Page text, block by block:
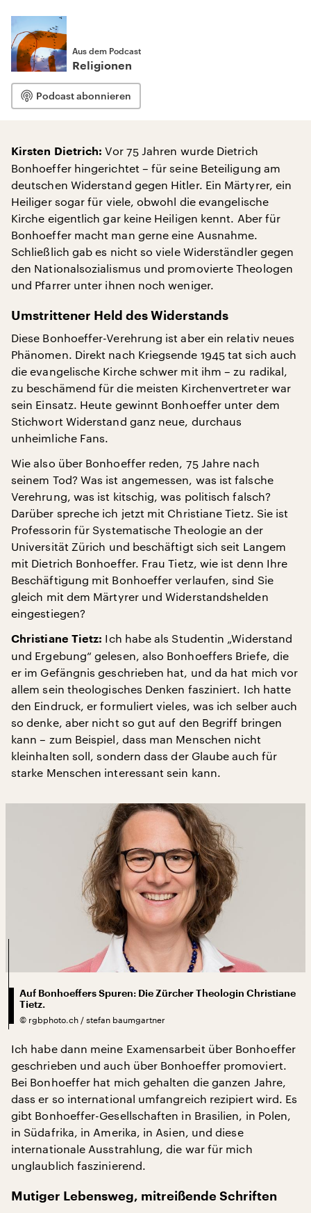
Aus dem Podcast
Religionen
Podcast abonnieren
Kirsten Dietrich: Vor 75 Jahren wurde Dietrich
Bonhoeffer hingerichtet – für seine Beteiligung am
deutschen Widerstand gegen Hitler. Ein Märtyrer, ein
Heiliger sogar für viele, obwohl die evangelische
Kirche eigentlich gar keine Heiligen kennt. Aber für
Bonhoeffer macht man gerne eine Ausnahme.
Schließlich gab es nicht so viele Widerständler gegen
den Nationalsozialismus und promovierte Theologen
und Pfarrer unter ihnen noch weniger.
Umstrittener Held des Widerstands
Diese Bonhoeffer-Verehrung ist aber ein relativ neues
Phänomen. Direkt nach Kriegsende 1945 tat sich auch
die evangelische Kirche schwer mit ihm – zu radikal,
zu beschämend für die meisten Kirchenvertreter war
sein Einsatz. Heute gewinnt Bonhoeffer unter dem
Stichwort Widerstand ganz neue, durchaus
unheimliche Fans.
Wie also über Bonhoeffer reden, 75 Jahre nach
seinem Tod? Was ist angemessen, was ist falsche
Verehrung, was ist kitschig, was politisch falsch?
Darüber spreche ich jetzt mit Christiane Tietz. Sie ist
Professorin für Systematische Theologie an der
Universität Zürich und beschäftigt sich seit Langem
mit Dietrich Bonhoeffer. Frau Tietz, wie ist denn Ihre
Beschäftigung mit Bonhoeffer verlaufen, sind Sie
gleich mit dem Märtyrer und Widerstandshelden
eingestiegen?
Christiane Tietz: Ich habe als Studentin „Widerstand
und Ergebung“ gelesen, also Bonhoeffers Briefe, die
er im Gefängnis geschrieben hat, und da hat mich vor
allem sein theologisches Denken fasziniert. Ich hatte
den Eindruck, er formuliert vieles, was ich selber auch
so denke, aber nicht so gut auf den Begriff bringen
kann – zum Beispiel, dass man Menschen nicht
kleinhalten soll, sondern dass der Glaube auch für
starke Menschen interessant sein kann.
Auf Bonhoeffers Spuren: Die Zürcher Theologin Christiane
Tietz.
© rgbphoto.ch / stefan baumgartner
Ich habe dann meine Examensarbeit über Bonhoeffer
geschrieben und auch über Bonhoeffer promoviert.
Bei Bonhoeffer hat mich gehalten die ganzen Jahre,
dass er so international umfangreich rezipiert wird. Es
gibt Bonhoeffer-Gesellschaften in Brasilien, in Polen,
in Südafrika, in Amerika, in Asien, und diese
internationale Ausstrahlung, die war für mich
unglaublich faszinierend.
Mutiger Lebensweg, mitreißende Schriften